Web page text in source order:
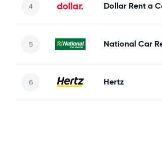
Dollar Rent a
National Car
Hertz